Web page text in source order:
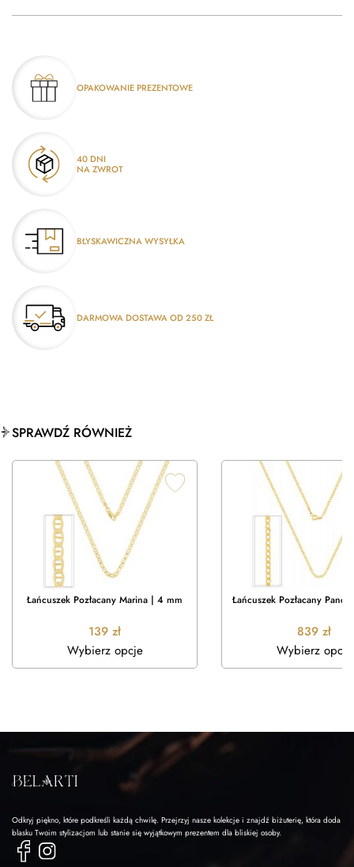
OPAKOWANIE PREZENTOWE
40 DNI
NA ZWROT
BŁYSKAWICZNA WYSYŁKA
DARMOWA DOSTAWA OD 250 ZŁ
SPRAWDŹ RÓWNIEŻ
Łańcuszek Pozłacany Marina | 4 mm
139 zł
Wybierz opcje
Łańcuszek Pozłacany
839 zł
Wybierz opcje
Odkryj piękno, które podkreśli każdą chwilę. Przejrzyj nasze kolekcje i znajdź biżuterię, która doda
blasku Twoim stylizacjom lub stanie się wyjątkowym prezentem dla bliskiej osoby.